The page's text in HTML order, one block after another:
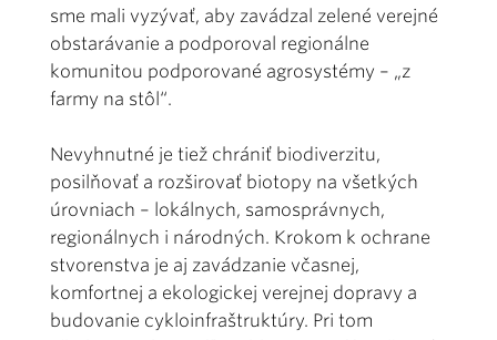
sme mali vyzývať, aby zavádzal zelené verejné
obstarávanie a podporoval regionálne
komunitou podporované agrosystémy – „z
farmy na stôl“.
Nevyhnutné je tiež chrániť biodiverzitu,
posilňovať a rozširovať biotopy na všetkých
úrovniach – lokálnych, samosprávnych,
regionálnych i národných. Krokom k ochrane
stvorenstva je aj zavádzanie včasnej,
komfortnej a ekologickej verejnej dopravy a
budovanie cykloinfraštruktúry. Pri tom